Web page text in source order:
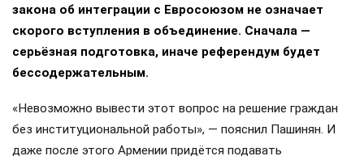
закона об интеграции с Евросоюзом не означает
скорого вступления в объединение. Сначала —
серьёзная подготовка, иначе референдум будет
бессодержательным.
«Невозможно вывести этот вопрос на решение граждан
без институциональной работы», — пояснил Пашинян. И
даже после этого Армении придётся подавать